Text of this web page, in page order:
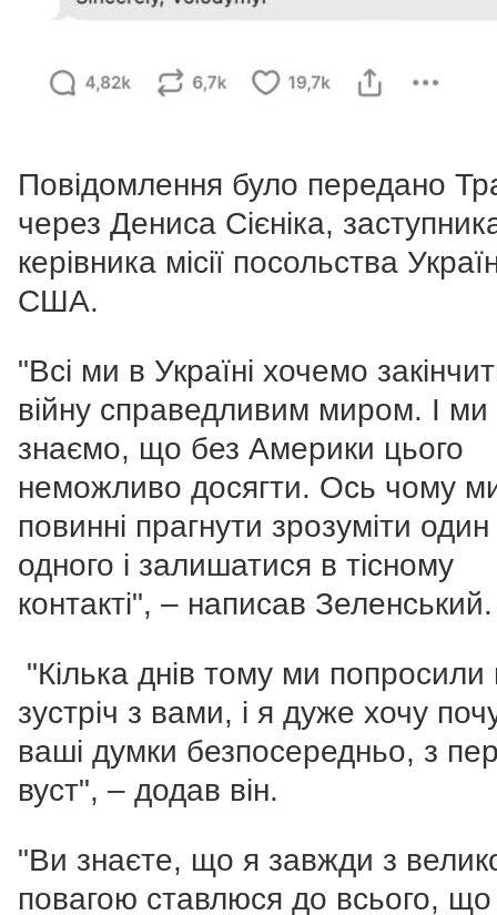
Повідомлення було передано
через Дениса Сієніка,
керівника місії посольства
США.
"Всі ми в Україні хочемо
війну справедливим миром. І ми
знаємо, що без Америки цього
неможливо досягти. Ось чому
повинні прагнути зрозуміти один
одного і залишатися в тісному
контакті", – написав Зеленський.
"Кілька днів тому ми попросили
зустріч з вами, і я дуже хочу
ваші думки безпосередньо, з
вуст", – додав він.
"Ви знаєте, що я завжди з
повагою ставлюся до всього, що